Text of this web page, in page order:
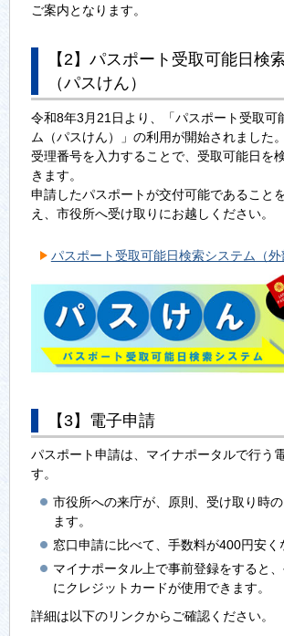
ご案内となります。
【2】パスポート受取可能日検
（パスけん）
令和8年3月21日より、「パスポート受取可
ム（パスけん）」の利用が開始されました。
受理番号を入力することで、受取可能日を
きます。
申請したパスポートが交付可能であること
え、市役所へ受け取りにお越しください。
パスポート受取可能日検索システム（外
【3】電子申請
パスポート申請は、マイナポータルで行う
す。
市役所への来庁が、原則、受け取り時
ます。
窓口申請に比べて、手数料が400円安く
マイナポータル上で事前登録をすると
にクレジットカードが使用できます。
詳細は以下のリンクからご確認ください。